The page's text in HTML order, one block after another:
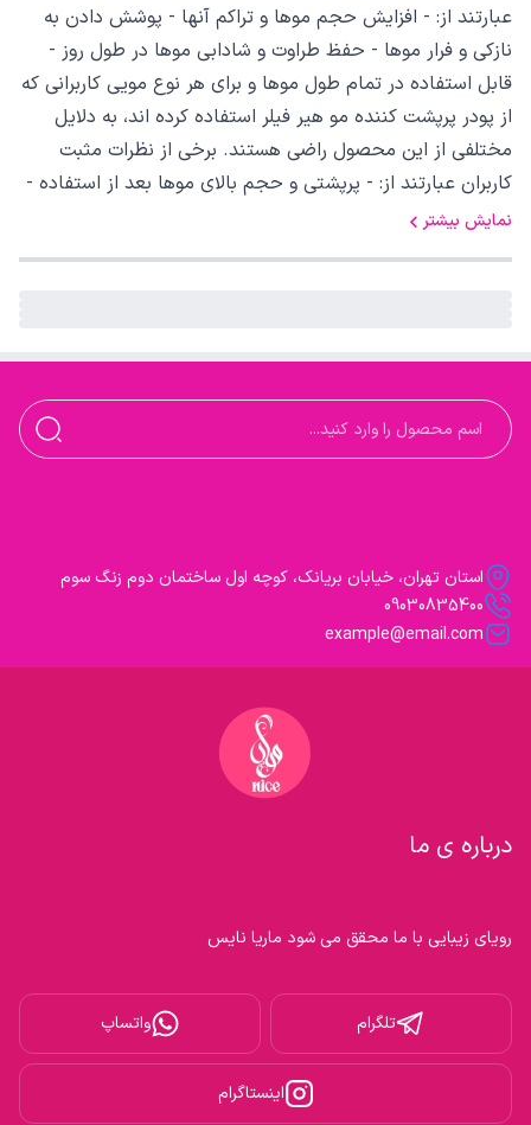
عبارتند از: - افزایش حجم موها و تراکم آنها - پوشش دادن به
نازکی و فرار موها - حفظ طراوت و شادابی موها در طول روز -
قابل استفاده در تمام طول موها و برای هر نوع مویی کاربرانی که
از پودر پرپشت کننده مو هیر فیلر استفاده کرده اند، به دلایل
مختلفی از این محصول راضی هستند. برخی از نظرات مثبت
کاربران عبارتند از: - پرپشتی و حجم بالای موها بعد از استفاده -
راحتی و سرعت در استفاده از محصول - عدم ماندگاری روی
پوست سر و عدم انتقال رنگ به موها
نمایش بیشتر
درباره ی ما
رویای زیبایی با ما محقق می شود ماریا نایس
تلگرام واتساپ
اینستاگرام
استان تهران، خیابان بریانک، کوچه اول ساختمان دوم زنگ سوم
09030835400
example@email.com